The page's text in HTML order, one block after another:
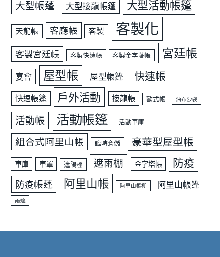
大型帳蓬 大型接龍帳篷 大型活動帳篷
天龍帳 客廳帳 客製 客製化
客製宮廷帳 客製快速帳 客製金字塔帳 宮廷帳
宴會 屋型帳 屋型帳篷 快速帳
快速帳篷 戶外活動 接龍帳 歐式帳 油布沙袋
活動帳 活動帳篷 活動車庫
組合式阿里山帳 臨時倉儲 豪華型屋型帳
車庫 車罩 遮陽棚 遮雨棚 金字塔帳 防疫
防疫帳蓬 阿里山帳 阿里山帳棚 阿里山帳篷
雨遮